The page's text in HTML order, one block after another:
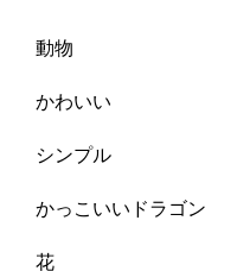
動物
かわいい
シンプル
かっこいいドラゴン
花